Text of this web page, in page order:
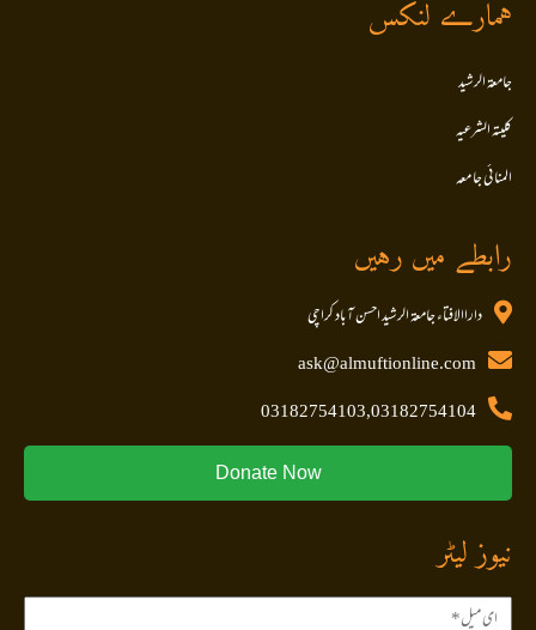
ہمارے لنکس
جامعۃ الرشید
کلیتہ الشرعیہ
المنا ئی جا معہ
رابطے میں رہیں
داراالافتاء جامعۃ الرشید احسن آباد کراچی
ask@almuftionline.com
03182754103,03182754104
Donate Now
نیوز لیٹر